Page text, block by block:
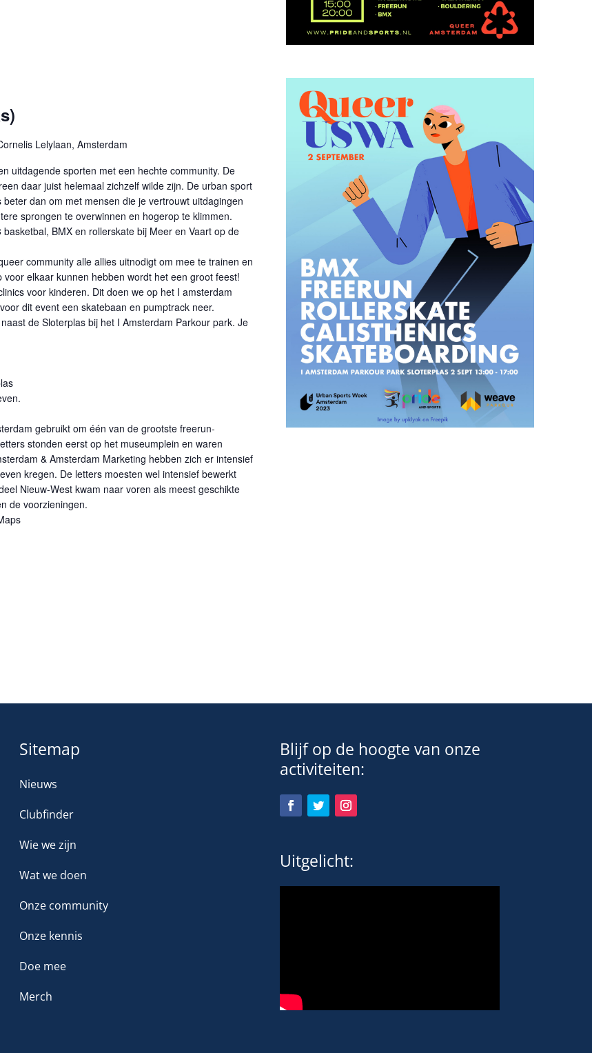
Lelylaan, Amsterdam
uitdagende sporten met een hechte community. De
daar juist helemaal zichzelf wilde zijn. De urban sport
dan om met mensen die je vertrouwt uitdagingen
sprongen te overwinnen en hogerop te klimmen.
BMX en rollerskate bij Meer en Vaart op de
community alle allies uitnodigt om mee te trainen en
elkaar kunnen hebben wordt het een groot feest!
voor kinderen. Dit doen we op het I amsterdam
dit event een skatebaan en pumptrack neer.
de Sloterplas bij het I Amsterdam Parkour park. Je
gebruikt om één van de grootste freerun-
stonden eerst op het museumplein en waren
& Amsterdam Marketing hebben zich er intensief
kregen. De letters moesten wel intensief bewerkt
Nieuw-West kwam naar voren als meest geschikte
de voorzieningen.
Sitemap
Nieuws
Clubfinder
Wie we zijn
Wat we doen
Onze community
Onze kennis
Doe mee
Merch
Blijf op de hoogte van onze
activiteiten:
Uitgelicht: